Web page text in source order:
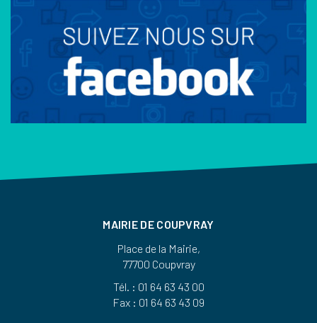
MAIRIE DE COUPVRAY
Place de la Mairie,
77700 Coupvray
Tél. : 01 64 63 43 00
Fax : 01 64 63 43 09